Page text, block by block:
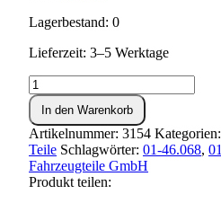
Lagerbestand: 0
Lieferzeit: 3–5 Werktage
Sicherungsblech
für
Kupplungkorb
ES,TS,ETS,RT,IWL
Menge
In den Warenkorb
Artikelnummer: 3154 Kategorien:
Teile Schlagwörter: 01-46.068,
Fahrzeugteile GmbH
Produkt teilen: